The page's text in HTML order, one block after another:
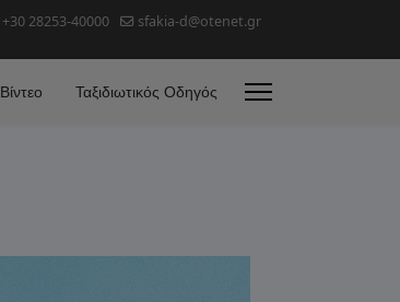
+30 28253-40000 sfakia-d@otenet.gr
Βίντεο Ταξιδιωτικός Οδηγός